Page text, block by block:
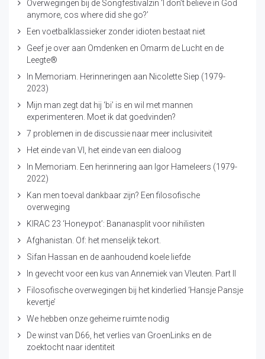
Overwegingen bij de Songfestivalzin ‘I don’t believe in God
anymore, cos where did she go?’
Een voetbalklassieker zonder idioten bestaat niet
Geef je over aan Omdenken en Omarm de Lucht en de
Leegte®
In Memoriam. Herinneringen aan Nicolette Siep (1979-
2023)
Mijn man zegt dat hij ‘bi’ is en wil met mannen
experimenteren. Moet ik dat goedvinden?
7 problemen in de discussie naar meer inclusiviteit
Het einde van VI, het einde van een dialoog
In Memoriam. Een herinnering aan Igor Hameleers (1979-
2022)
Kan men toeval dankbaar zijn? Een filosofische
overweging
KIRAC 23 ‘Honeypot’: Bananasplit voor nihilisten
Afghanistan. Of: het menselijk tekort.
Sifan Hassan en de aanhoudend koele liefde
In gevecht voor een kus van Annemiek van Vleuten. Part II
Filosofische overwegingen bij het kinderlied ‘Hansje Pansje
kevertje’
We hebben onze geheime ruimte nodig
De winst van D66, het verlies van GroenLinks en de
zoektocht naar identiteit